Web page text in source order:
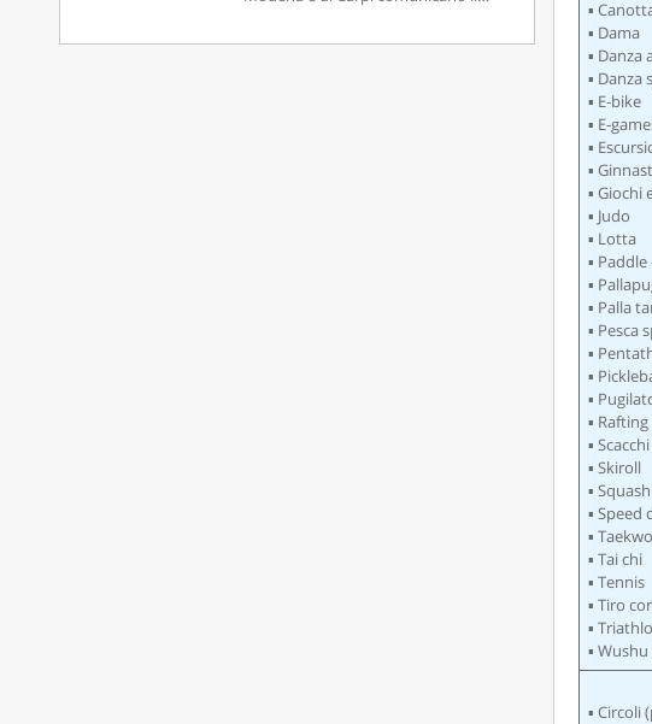
campionati […]
▪
▪ Dama
▪ Danza
▪
▪ E-bike
▪ E-
▪
▪
▪ Giochi
▪ Judo
▪ Lotta
▪ Paddle
▪
▪ Palla
▪ Pesca
▪
▪
▪
▪ Rafting
▪ Scacchi
▪ Skiroll
▪ Squash
▪ Speed
▪
▪ Tai chi
▪ Tennis
▪ Tiro
▪
▪
▪ Circoli